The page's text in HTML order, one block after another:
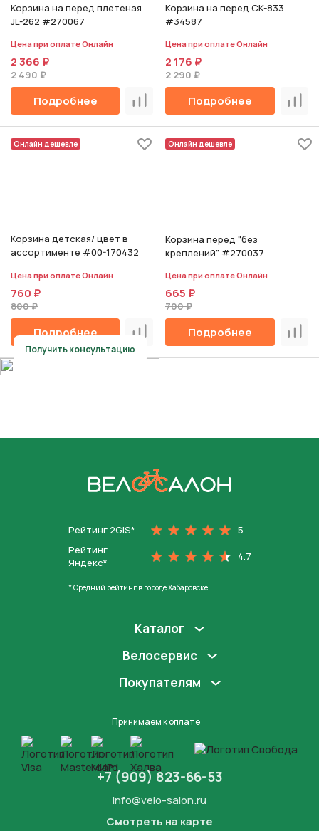
Корзина на перед плетеная
JL-262 #270067
Цена при оплате Онлайн
2 366 ₽
2 490 ₽
Подробнее Сравнить
Корзина на перед CK-833
#34587
Цена при оплате Онлайн
2 176 ₽
2 290 ₽
Подробнее
Онлайн дешевле
Корзина детская/ цвет в
ассортименте #00-170432
Цена при оплате Онлайн
760 ₽
800 ₽
Подробнее Сравнить
Онлайн дешевле
Корзина перед "без
креплений" #270037
Цена при оплате Онлайн
665 ₽
700 ₽
Подробнее
Получить консультацию
Рейтинг 2GIS*
5
Рейтинг
Яндекс*
4.7
* Средний рейтинг в городе Хабаровске
Каталог
Велосервис
Покупателям
Принимаем к оплате
+7 (909) 823-66-53
info@velo-salon.ru
Смотреть на карте